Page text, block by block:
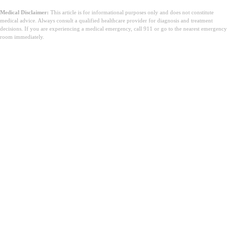
Medical Disclaimer: This article is for informational purposes only and does not constitute
medical advice. Always consult a qualified healthcare provider for diagnosis and treatment
decisions. If you are experiencing a medical emergency, call 911 or go to the nearest emergency
room immediately.